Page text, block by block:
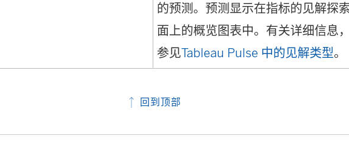
的预测。预测显示在指标的见解探
面上的概览图表中。有关详细信息
参见Tableau Pulse 中的见解类型。
回到顶部